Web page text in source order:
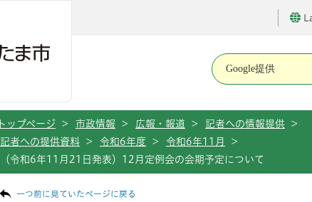
トップページ > 市政情報 > 広報・報道 > 記者への情報提供
>
記者への提供資料
> 令和6年度 > 令和6年11月
>
（令和6年11月21日発表）12月定例会の会期予定について
一つ前に見ていたページに戻る